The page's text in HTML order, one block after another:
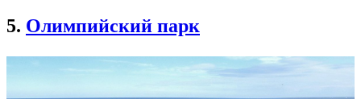
5. Олимпийский парк